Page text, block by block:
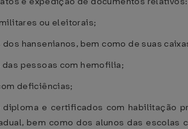
ou eleitorais;
hansenianos, bem como de suas
pessoas com hemofilia;
deficiências;
e certificados com habilitação
bem como dos alunos das escolas